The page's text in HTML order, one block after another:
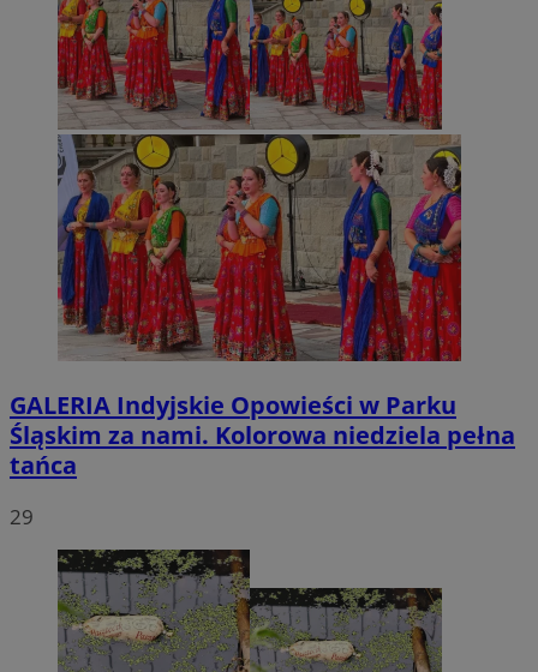
GALERIA Indyjskie Opowieści w Parku
Śląskim za nami. Kolorowa niedziela pełna
tańca
29